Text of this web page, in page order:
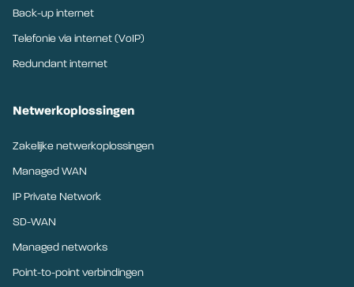
Back-up internet
Telefonie via internet (VoIP)
Redundant internet
Netwerkoplossingen
Zakelijke netwerkoplossingen
Managed WAN
IP Private Network
SD-WAN
Managed networks
Point-to-point verbindingen